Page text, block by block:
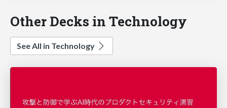
Other Decks in Technology
See All in Technology